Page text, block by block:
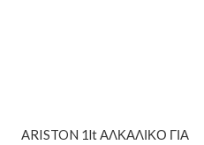
ARISTON 1lt ΑΛΚΑΛΙΚΟ ΓΙΑ